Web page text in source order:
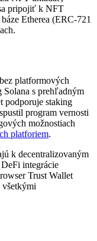
pripojiť k NFT
Etherea (ERC-721
platformových
Solana s prehľadným
podporuje staking
program vernosti
možnostiach
platforiem.
k decentralizovaným
integrácie
Trust Wallet